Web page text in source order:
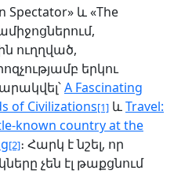
Spectator» և «The
ուղղված,
երկու
A Fascinating
of Civilizations[1] ևTravel:
known country at the
[2]։ Հարկ է նշել, որ
չեն էլ թաքցնում